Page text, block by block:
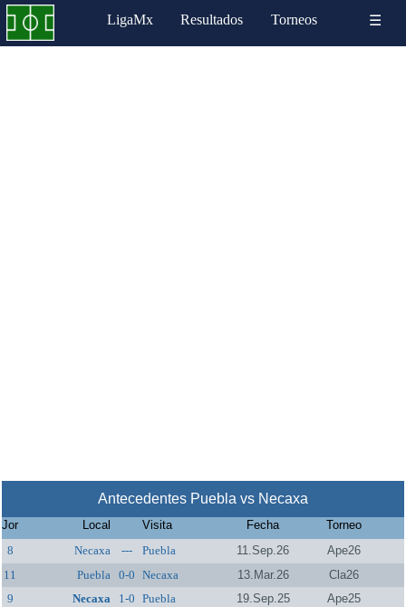
LigaMx Resultados Torneos ☰
Antecedentes Puebla vs Necaxa
Jor Local Visita Fecha
Torneo
8
Necaxa --- Puebla 11.Sep.26
Ape26
11
Puebla 0-0 Necaxa 13.Mar.26
Cla26
9
Necaxa 1-0 Puebla 19.Sep.25
Ape25